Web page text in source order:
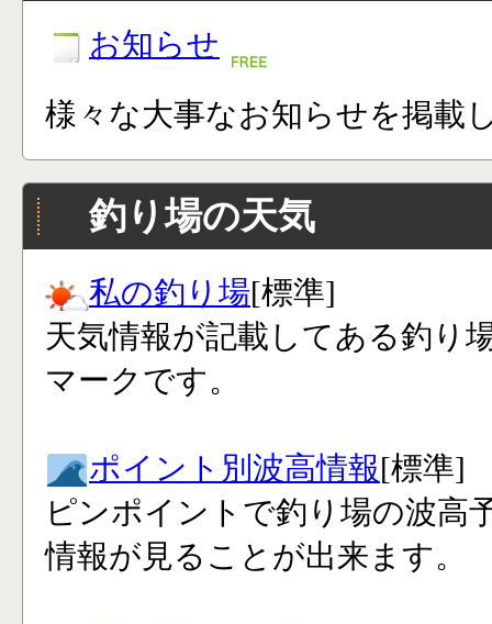
お知らせ
様々な大事なお知らせを掲載
釣り場の天気
私の釣り場[標準]
天気情報が記載してある釣り
マークです。
ポイント別波高情報[標準]
ピンポイントで釣り場の波高
情報が見ることが出来ます。